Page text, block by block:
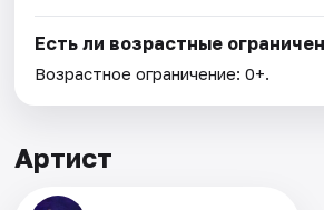
Есть ли возрастные
Возрастное ограничение: 0+.
Артист